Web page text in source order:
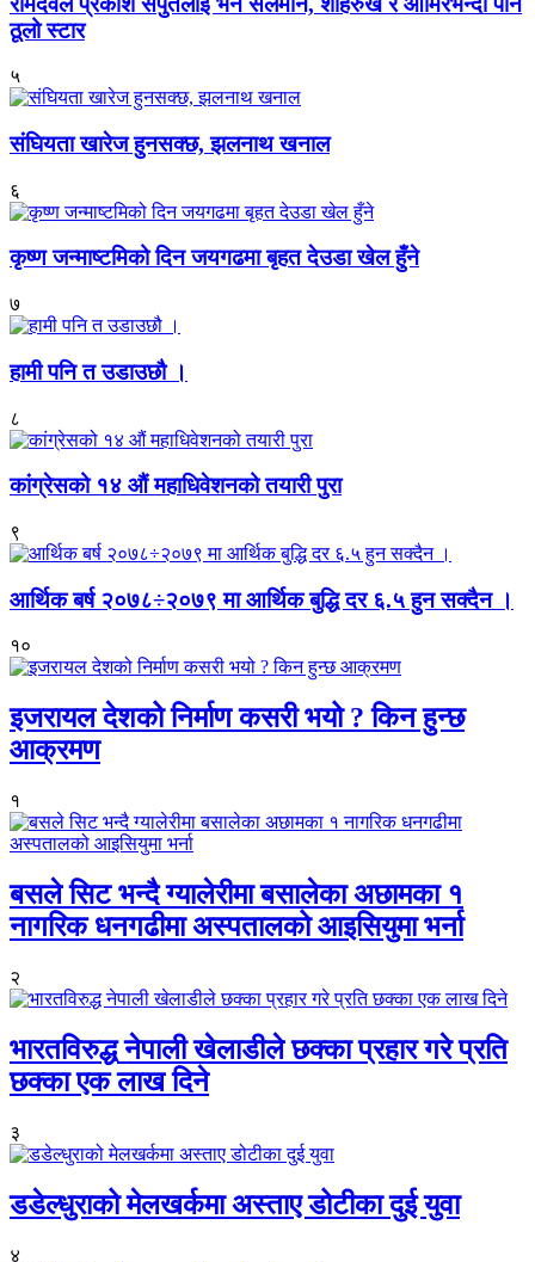
ठूलो स्टार
५
संघियता खारेज हुनसक्छ, झलनाथ खनाल
६
कृष्ण जन्माष्टमिको दिन जयगढमा बृहत देउडा खेल हुँने
७
हामी पनि त उडाउछौ ।
८
कांग्रेसको १४ औं महाधिवेशनको तयारी पुरा
९
आर्थिक बर्ष २०७८÷२०७९ मा आर्थिक बुद्धि दर ६.५ हुन सक्दैन ।
१०
इजरायल देशको निर्माण कसरी भयो ? किन हुन्छ
आक्रमण
१
बसले सिट भन्दै ग्यालेरीमा बसालेका अछामका १
नागरिक धनगढीमा अस्पतालको आइसियुमा भर्ना
२
भारतविरुद्ध नेपाली खेलाडीले छक्का प्रहार गरे प्रति
छक्का एक लाख दिने
३
डडेल्धुराको मेलखर्कमा अस्ताए डोटीका दुई युवा
४